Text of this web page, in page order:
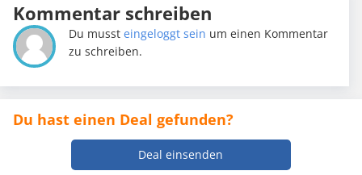
Kommentar schreiben
Du mussteingeloggt sein um einen Kommentar
zu schreiben.
Du hast einen Deal gefunden?
Deal einsenden